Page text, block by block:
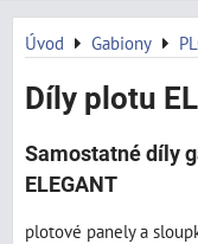
Úvod Gabiony
Díly plotu
Samostatné díly
ELEGANT
plotové panely a